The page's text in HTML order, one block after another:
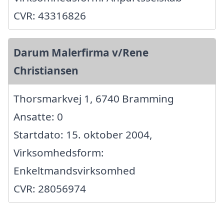
CVR: 43316826
Darum Malerfirma v/Rene
Christiansen
Thorsmarkvej 1, 6740 Bramming
Ansatte: 0
Startdato: 15. oktober 2004,
Virksomhedsform:
Enkeltmandsvirksomhed
CVR: 28056974